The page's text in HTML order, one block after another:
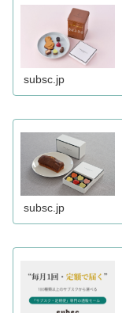
subsc.jp
subsc.jp